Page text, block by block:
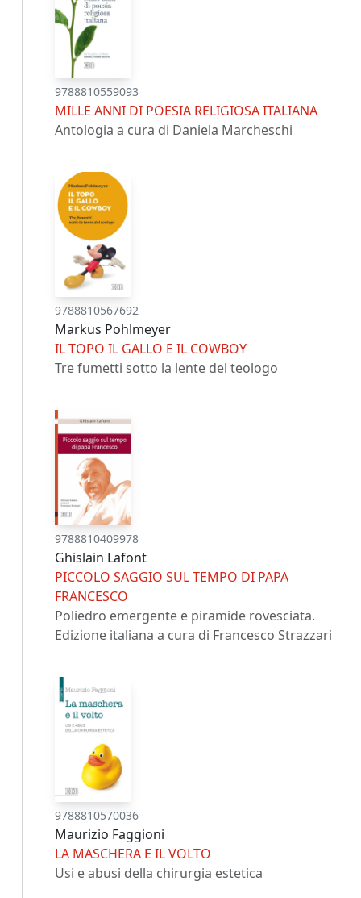
9788810559093
MILLE ANNI DI POESIA RELIGIOSA ITALIANA
Antologia a cura di Daniela Marcheschi
9788810567692
Markus Pohlmeyer
IL TOPO IL GALLO E IL COWBOY
Tre fumetti sotto la lente del teologo
9788810409978
Ghislain Lafont
PICCOLO SAGGIO SUL TEMPO DI PAPA
FRANCESCO
Poliedro emergente e piramide rovesciata.
Edizione italiana a cura di Francesco Strazzari
9788810570036
Maurizio Faggioni
LA MASCHERA E IL VOLTO
Usi e abusi della chirurgia estetica